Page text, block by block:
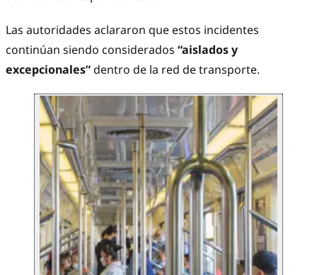
Las autoridades aclararon que estos incidentes
continúan siendo considerados “aislados y
excepcionales”dentro de la red de transporte.